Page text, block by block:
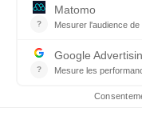
à nos posts sur
Dans ma
nous n’utilisons
sociaux dans